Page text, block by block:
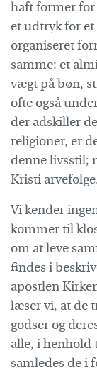
haft former
et udtryk for
organiseret
samme: et
vægt på bøn,
ofte også
der adskiller
religioner, er
denne livsstil;
Kristi
Vi kender
kommer til
om at leve
findes i
apostlen
læser vi, at de
godser og
alle, i henhold
samledes de i